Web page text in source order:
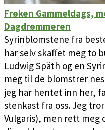
Frøken Gammeldags,
Dagdrømmeren
Syrinblomstene fra
har selv skaffet meg to
Ludwig Späth og en
meg til de blomstrer
jeg har hentet inn her,
stenkast fra oss. Jeg
Vulgaris), men rett meg